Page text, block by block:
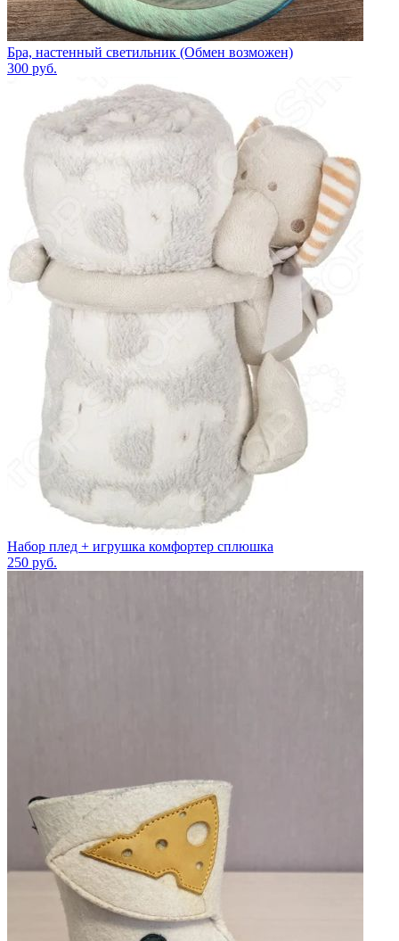
Бра, настенный светильник (Обмен возможен)
300 руб.
Набор плед + игрушка комфортер сплюшка
250 руб.